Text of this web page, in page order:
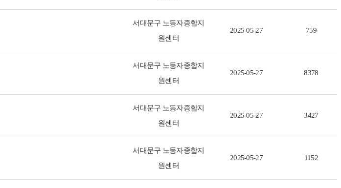
서대문구 노동자종합지
원센터
2025-05-27 759
서대문구 노동자종합지
원센터
2025-05-27 8378
서대문구 노동자종합지
원센터
2025-05-27 3427
서대문구 노동자종합지
원센터
2025-05-27 1152